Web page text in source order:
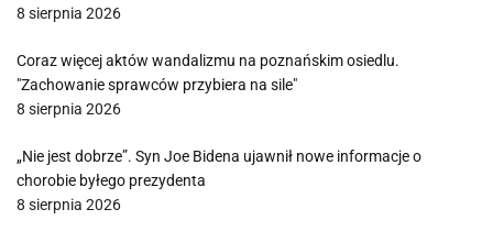
8 sierpnia 2026
Coraz więcej aktów wandalizmu na poznańskim osiedlu.
"Zachowanie sprawców przybiera na sile"
8 sierpnia 2026
„Nie jest dobrze”. Syn Joe Bidena ujawnił nowe informacje o
chorobie byłego prezydenta
8 sierpnia 2026